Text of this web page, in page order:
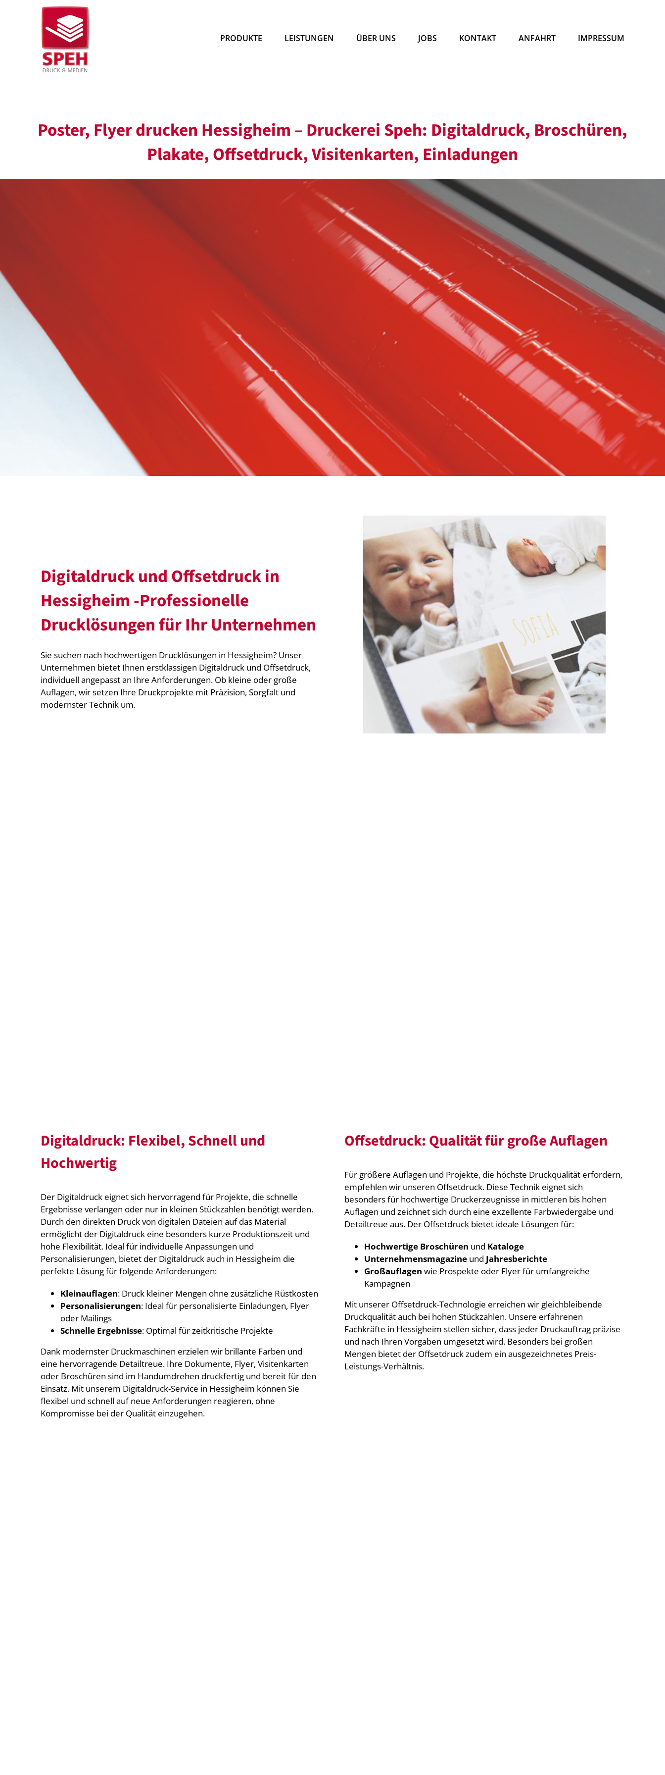
PRODUKTE LEISTUNGEN ÜBER UNS JOBS KONTAKT ANFAHRT IMPRESSUM
Poster, Flyer drucken Hessigheim – Druckerei Speh: Digitaldruck, Broschüren,
Plakate, Offsetdruck, Visitenkarten, Einladungen
Digitaldruck und Offsetdruck in
Hessigheim -Professionelle
Drucklösungen für Ihr Unternehmen
Sie suchen nach hochwertigen Drucklösungen in Hessigheim? Unser
Unternehmen bietet Ihnen erstklassigen Digitaldruck und Offsetdruck,
individuell angepasst an Ihre Anforderungen. Ob kleine oder große
Auflagen, wir setzen Ihre Druckprojekte mit Präzision, Sorgfalt und
modernster Technik um.
Digitaldruck: Flexibel, Schnell und
Hochwertig
Der Digitaldruck eignet sich hervorragend für Projekte, die schnelle
Ergebnisse verlangen oder nur in kleinen Stückzahlen benötigt werden.
Durch den direkten Druck von digitalen Dateien auf das Material
ermöglicht der Digitaldruck eine besonders kurze Produktionszeit und
hohe Flexibilität. Ideal für individuelle Anpassungen und
Personalisierungen, bietet der Digitaldruck auch in Hessigheim die
perfekte Lösung für folgende Anforderungen:
Kleinauflagen: Druck kleiner Mengen ohne zusätzliche Rüstkosten
Personalisierungen: Ideal für personalisierte Einladungen, Flyer
oder Mailings
Schnelle Ergebnisse: Optimal für zeitkritische Projekte
Dank modernster Druckmaschinen erzielen wir brillante Farben und
eine hervorragende Detailtreue. Ihre Dokumente, Flyer, Visitenkarten
oder Broschüren sind im Handumdrehen druckfertig und bereit für den
Einsatz. Mit unserem Digitaldruck-Service in Hessigheim können Sie
flexibel und schnell auf neue Anforderungen reagieren, ohne
Kompromisse bei der Qualität einzugehen.
Offsetdruck: Qualität für große Auflagen
Für größere Auflagen und Projekte, die höchste Druckqualität erfordern,
empfehlen wir unseren Offsetdruck. Diese Technik eignet sich
besonders für hochwertige Druckerzeugnisse in mittleren bis hohen
Auflagen und zeichnet sich durch eine exzellente Farbwiedergabe und
Detailtreue aus. Der Offsetdruck bietet ideale Lösungen für:
Hochwertige Broschüren und Kataloge
Unternehmensmagazineund Jahresberichte
Großauflagen wie Prospekte oder Flyer für umfangreiche
Kampagnen
Mit unserer Offsetdruck-Technologie erreichen wir gleichbleibende
Druckqualität auch bei hohen Stückzahlen. Unsere erfahrenen
Fachkräfte in Hessigheim stellen sicher, dass jeder Druckauftrag präzise
und nach Ihren Vorgaben umgesetzt wird. Besonders bei großen
Mengen bietet der Offsetdruck zudem ein ausgezeichnetes Preis-
Leistungs-Verhältnis.